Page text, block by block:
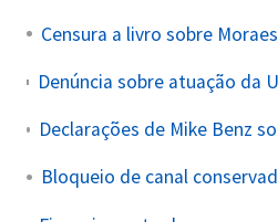
Censura a livro sobre Moraes